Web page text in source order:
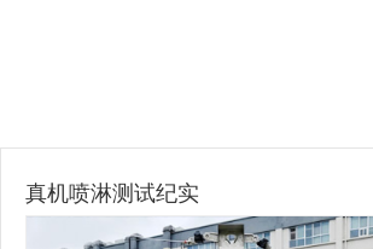
真机喷淋测试纪实